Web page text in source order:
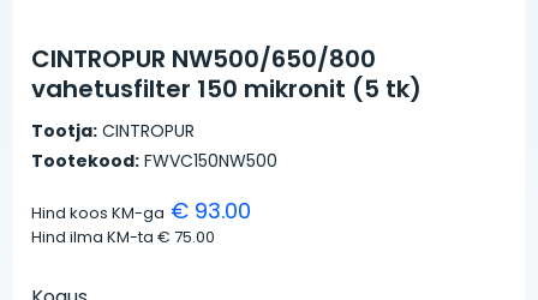
CINTROPUR NW500/650/800
vahetusfilter 150 mikronit (5 tk)
Tootja: CINTROPUR
Tootekood: FWVC150NW500
Hind koos KM-ga € 93.00
Hind ilma KM-ta€ 75.00